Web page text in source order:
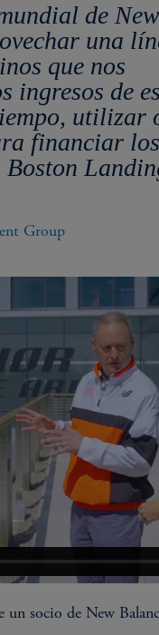
de
una
que nos
ingresos de
utilizar
financiar
Boston
Group​
un socio de New